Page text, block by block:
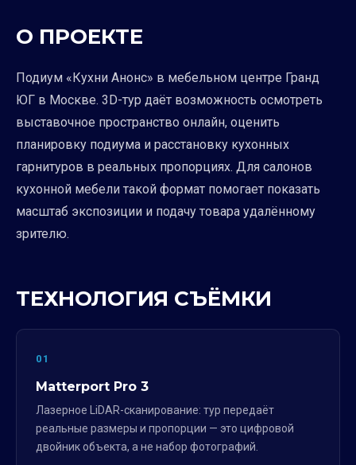
О ПРОЕКТЕ
Подиум «Кухни Анонс» в мебельном центре Гранд
ЮГ в Москве. 3D-тур даёт возможность осмотреть
выставочное пространство онлайн, оценить
планировку подиума и расстановку кухонных
гарнитуров в реальных пропорциях. Для салонов
кухонной мебели такой формат помогает показать
масштаб экспозиции и подачу товара удалённому
зрителю.
ТЕХНОЛОГИЯ СЪЁМКИ
01
Matterport Pro 3
Лазерное LiDAR-сканирование: тур передаёт
реальные размеры и пропорции — это цифровой
двойник объекта, а не набор фотографий.